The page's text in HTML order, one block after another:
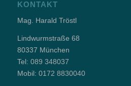
KONTAKT
Mag. Harald Tröstl
Lindwurmstraße 68
80337 München
Tel: 089 348037
Mobil: 0172 8830040